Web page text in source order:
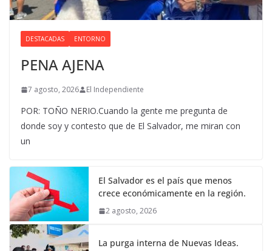
DESTACADAS ENTORNO
PENA AJENA
7 agosto, 2026 El Independiente
POR: TOÑO NERIO.Cuando la gente me pregunta de
donde soy y contesto que de El Salvador, me miran con
un
El Salvador es el país que menos
crece económicamente en la región.
2 agosto, 2026
La purga interna de Nuevas Ideas.